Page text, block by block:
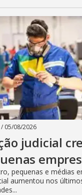
/ 05/08/2026
judicial
pequenas e médias
aumentou nos